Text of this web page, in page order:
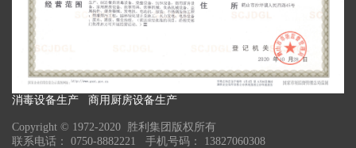
消毒设备生产 商用厨房设备生产
Copyright © 1972-2020 胜利集团版权所有
联系电话： 0750-8882221 手机号码： 13827060308